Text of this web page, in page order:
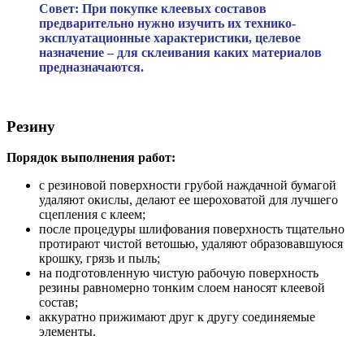
Совет: При покупке клеевых составов
предварительно нужно изучить их технико-
эксплуатационные характеристики, целевое
назначение – для склеивания каких материалов
предназначаются.
Резину
Порядок выполнения работ:
с резиновой поверхности грубой наждачной бумагой
удаляют окислы, делают ее шероховатой для лучшего
сцепления с клеем;
после процедуры шлифования поверхность тщательно
протирают чистой ветошью, удаляют образовавшуюся
крошку, грязь и пыль;
на подготовленную чистую рабочую поверхность
резины равномерно тонким слоем наносят клеевой
состав;
аккуратно прижимают друг к другу соединяемые
элементы.